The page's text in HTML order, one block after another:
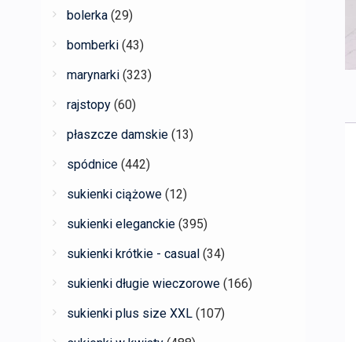
bolerka (29)
bomberki (43)
marynarki (323)
rajstopy (60)
płaszcze damskie (13)
spódnice (442)
sukienki ciążowe (12)
sukienki eleganckie (395)
sukienki krótkie - casual (34)
sukienki długie wieczorowe (166)
sukienki plus size XXL (107)